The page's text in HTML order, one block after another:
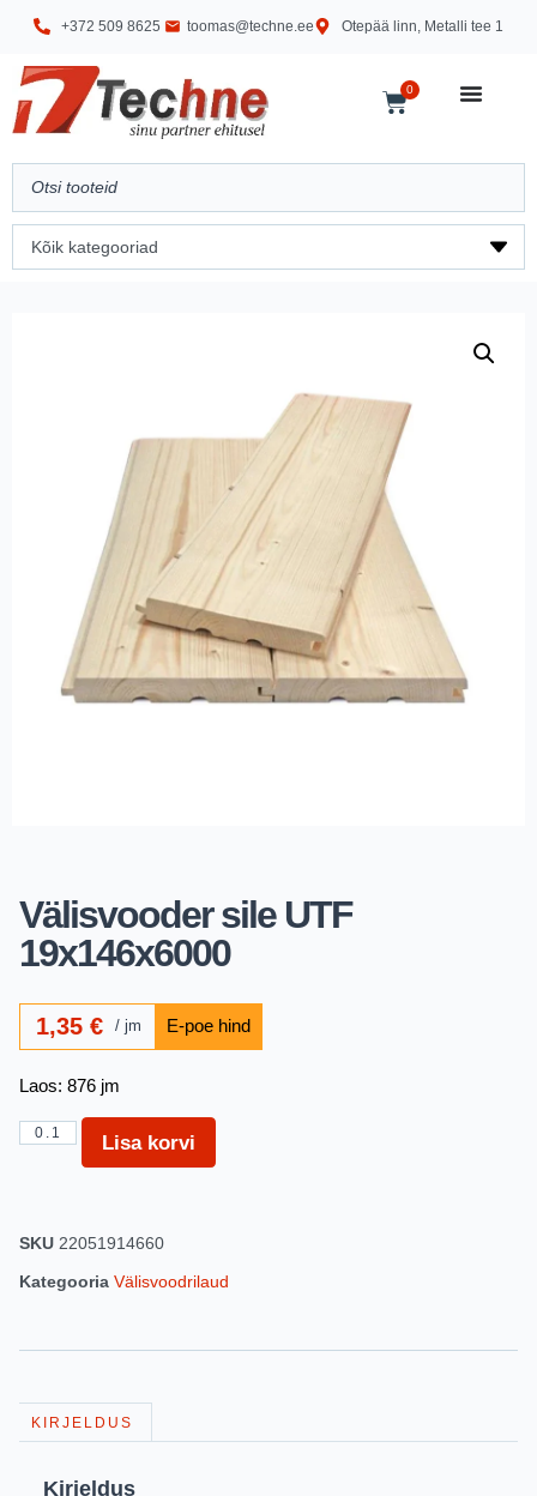
+372 509 8625 toomas@techne.ee Otepää linn, Metalli tee 1
0
Välisvooder sile UTF
19x146x6000
1,35€ jm
Laos: 876 jm
Lisa korvi
SKU 22051914660
Kategooria Välisvoodrilaud
KIRJELDUS
Kirjeldus